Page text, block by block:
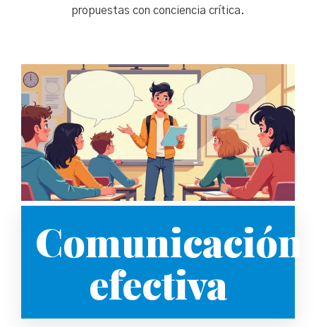
propuestas con conciencia crítica.
Comunicación
efectiva